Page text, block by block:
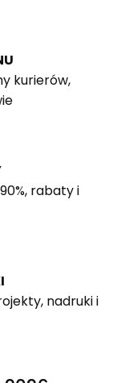
kurierów,
rabaty i
nadruki i